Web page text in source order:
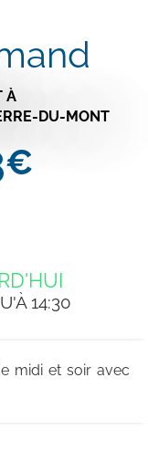
À
DU-MONT
€
14:30
midi et soir avec